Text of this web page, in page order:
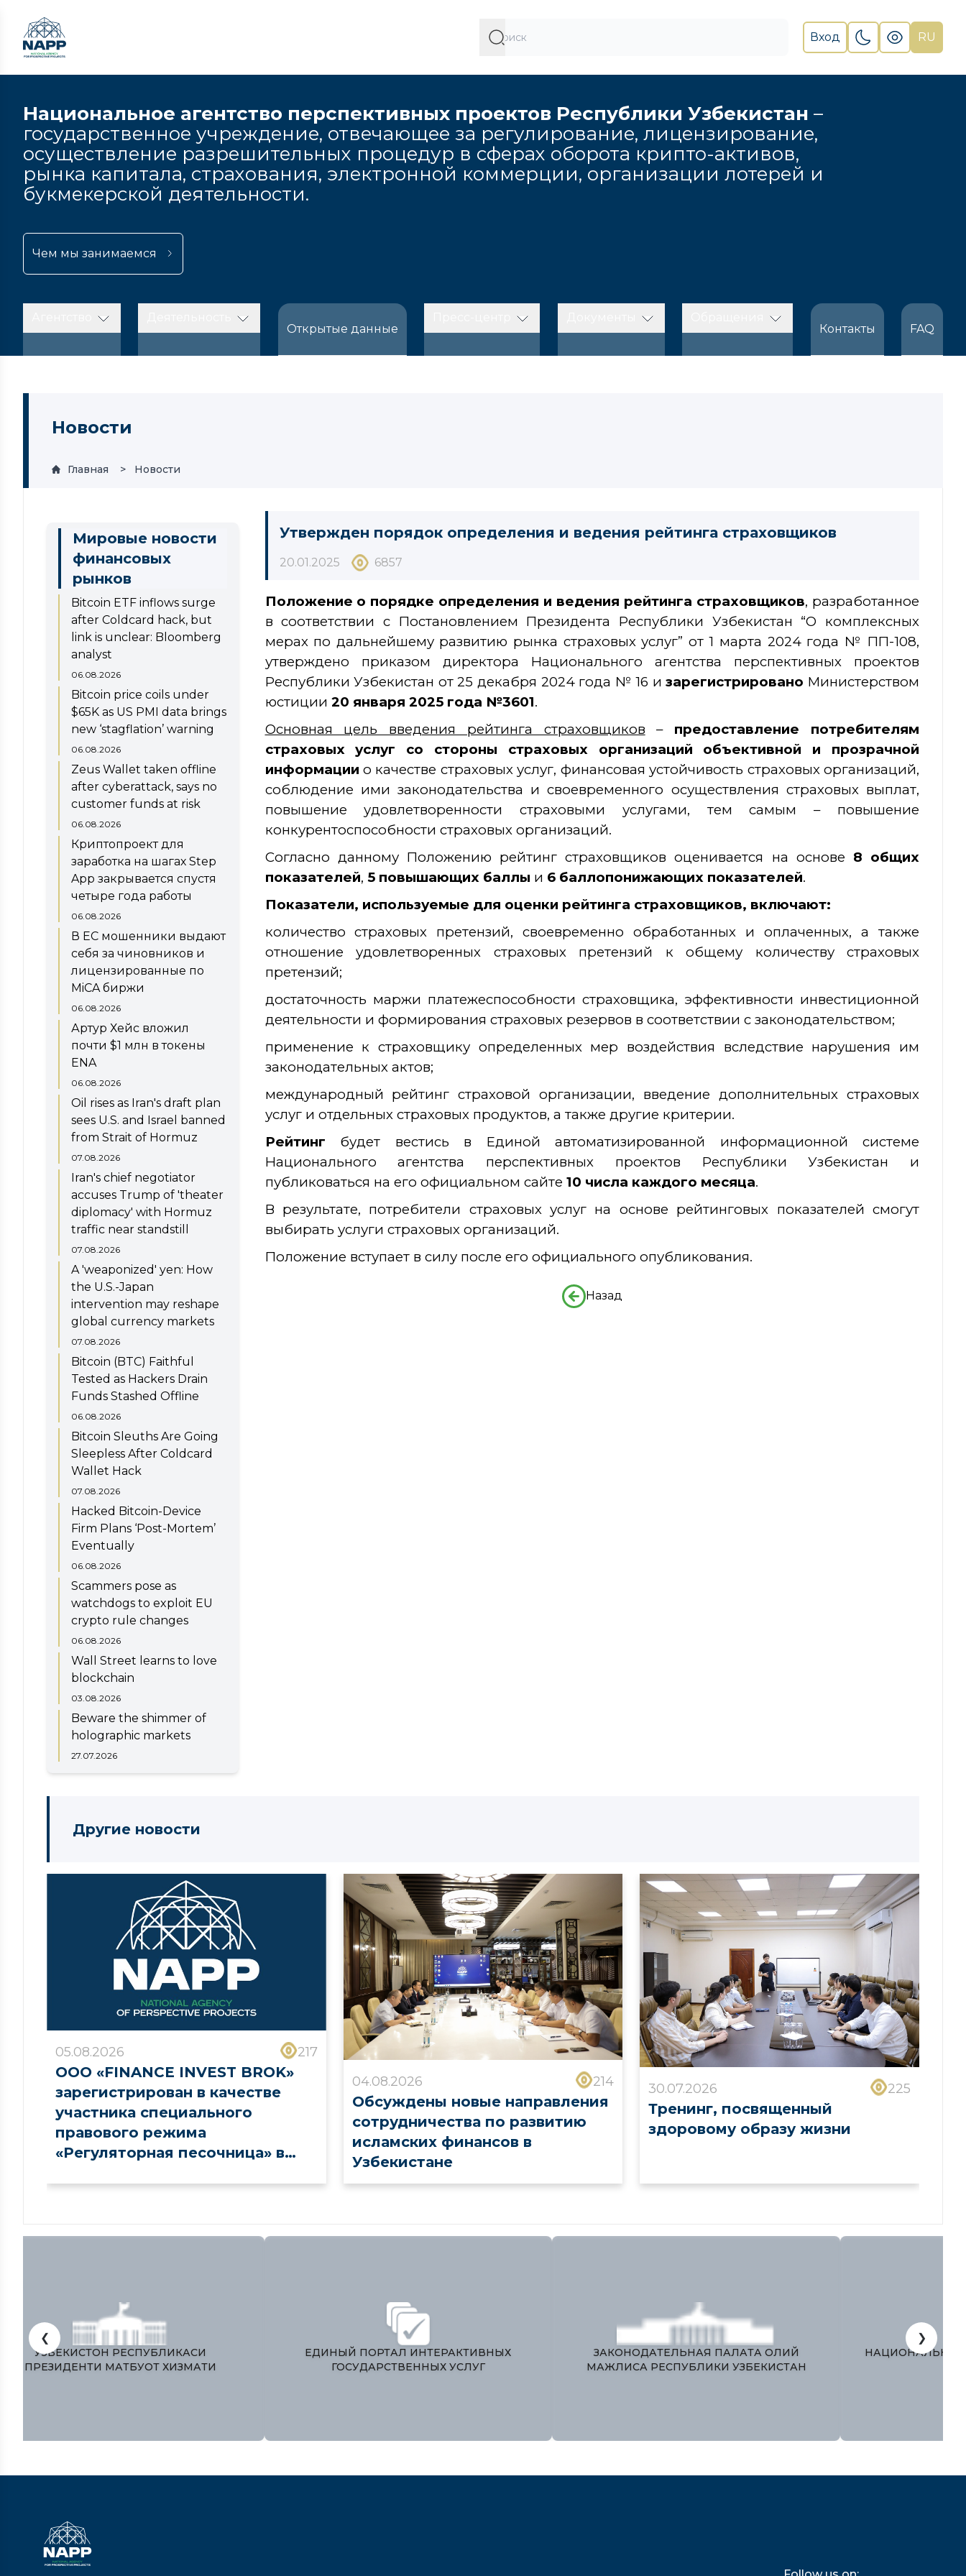
Вход RU
Национальное агентство перспективных проектов Республики Узбекистан –
государственное учреждение, отвечающее за регулирование, лицензирование,
осуществление разрешительных процедур в сферах оборота крипто-активов,
рынка капитала, страхования, электронной коммерции, организации лотерей и
букмекерской деятельности.
Чем мы занимаемся
Открытые данные
Контакты
FAQ
Новости
Главная Новости
Мировые новости
финансовых
рынков
Bitcoin ETF inflows surge
after Coldcard hack, but
link is unclear: Bloomberg
analyst
06.08.2026
Bitcoin price coils under
$65K as US PMI data brings
new ‘stagflation’ warning
06.08.2026
Zeus Wallet taken offline
after cyberattack, says no
customer funds at risk
06.08.2026
Криптопроект для
заработка на шагах Step
App закрывается спустя
четыре года работы
06.08.2026
В ЕС мошенники выдают
себя за чиновников и
лицензированные по
MiCA биржи
06.08.2026
Артур Хейс вложил
почти $1 млн в токены
ENA
06.08.2026
Oil rises as Iran's draft plan
sees U.S. and Israel banned
from Strait of Hormuz
07.08.2026
Iran's chief negotiator
accuses Trump of 'theater
diplomacy' with Hormuz
traffic near standstill
07.08.2026
A 'weaponized' yen: How
the U.S.-Japan
intervention may reshape
global currency markets
07.08.2026
Bitcoin (BTC) Faithful
Tested as Hackers Drain
Funds Stashed Offline
06.08.2026
Bitcoin Sleuths Are Going
Sleepless After Coldcard
Wallet Hack
07.08.2026
Hacked Bitcoin-Device
Firm Plans ‘Post-Mortem’
Eventually
06.08.2026
Scammers pose as
watchdogs to exploit EU
crypto rule changes
06.08.2026
Wall Street learns to love
blockchain
03.08.2026
Beware the shimmer of
holographic markets
27.07.2026
Утвержден порядок определения и ведения рейтинга страховщиков
20.01.2025 6857
Положение о порядке определения и ведения рейтинга страховщиков, разработанное
в соответствии с Постановлением Президента Республики Узбекистан “О комплексных
мерах по дальнейшему развитию рынка страховых услуг” от 1 марта 2024 года № ПП-108,
утверждено приказом директора Национального агентства перспективных проектов
Республики Узбекистан от 25 декабря 2024 года № 16 изарегистрировано Министерством
юстиции 20 января 2025 года №3601.
Основная цель введения рейтинга страховщиков – предоставление потребителям
страховых услуг со стороны страховых организаций объективной и прозрачной
информации о качестве страховых услуг, финансовая устойчивость страховых организаций,
соблюдение ими законодательства и своевременного осуществления страховых выплат,
повышение удовлетворенности страховыми услугами, тем самым – повышение
конкурентоспособности страховых организаций.
Согласно данному Положению рейтинг страховщиков оценивается на основе 8 общих
показателей, 5 повышающих баллы и 6 баллопонижающих показателей.
Показатели, используемые для оценки рейтинга страховщиков, включают:
количество страховых претензий, своевременно обработанных и оплаченных, а также
отношение удовлетворенных страховых претензий к общему количеству страховых
претензий;
достаточность маржи платежеспособности страховщика, эффективности инвестиционной
деятельности и формирования страховых резервов в соответствии с законодательством;
применение к страховщику определенных мер воздействия вследствие нарушения им
законодательных актов;
международный рейтинг страховой организации, введение дополнительных страховых
услуг и отдельных страховых продуктов, а также другие критерии.
Рейтинг будет вестись в Единой автоматизированной информационной системе
Национального агентства перспективных проектов Республики Узбекистан и
публиковаться на его официальном сайте 10 числа каждого месяца.
В результате, потребители страховых услуг на основе рейтинговых показателей смогут
выбирать услуги страховых организаций.
Положение вступает в силу после его официального опубликования.
Назад
Другие новости
05.08.2026 217
ООО «FINANCE INVEST BROK»
зарегистрирован в качестве
участника специального
правового режима
«Регуляторная песочница» в
04.08.2026 214
Обсуждены новые направления
сотрудничества по развитию
исламских финансов в
Узбекистане
30.07.2026 225
Тренинг, посвященный
здоровому образу жизни
ЎЗБЕКИСТОН РЕСПУБЛИКАСИ
ПРЕЗИДЕНТИ МАТБУОТ ХИЗМАТИ
ЕДИНЫЙ ПОРТАЛ ИНТЕРАКТИВНЫХ
ГОСУДАРСТВЕННЫХ УСЛУГ
ЗАКОНОДАТЕЛЬНАЯ ПАЛАТА ОЛИЙ
МАЖЛИСА РЕСПУБЛИКИ УЗБЕКИСТАН
❮ ❯